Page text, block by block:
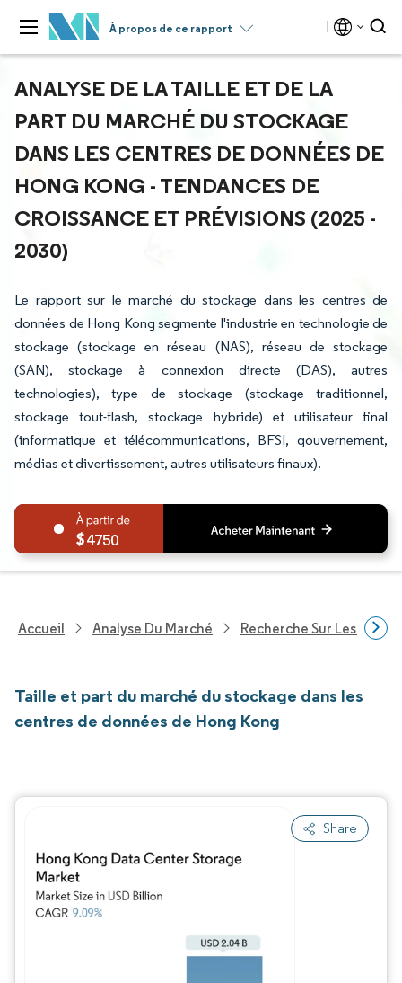
À propos de ce rapport
ANALYSE DE LA TAILLE ET DE LA
PART DU MARCHÉ DU STOCKAGE
DANS LES CENTRES DE DONNÉES DE
HONG KONG - TENDANCES DE
CROISSANCE ET PRÉVISIONS (2025 -
2030)
Le rapport sur le marché du stockage dans les centres de
données de Hong Kong segmente l'industrie en technologie de
stockage (stockage en réseau (NAS), réseau de stockage
(SAN), stockage à connexion directe (DAS), autres
technologies), type de stockage (stockage traditionnel,
stockage tout-flash, stockage hybride) et utilisateur final
(informatique et télécommunications, BFSI, gouvernement,
médias et divertissement, autres utilisateurs finaux).
4750
Accueil Analyse Du Marché Recherche Sur Les
Taille et part du marché du stockage dans les
centres de données de Hong Kong
Share